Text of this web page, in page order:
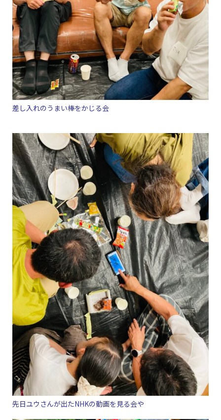
差し入れのうまい棒をかじる会
先日ユウさんが出たNHKの動画を見る会や